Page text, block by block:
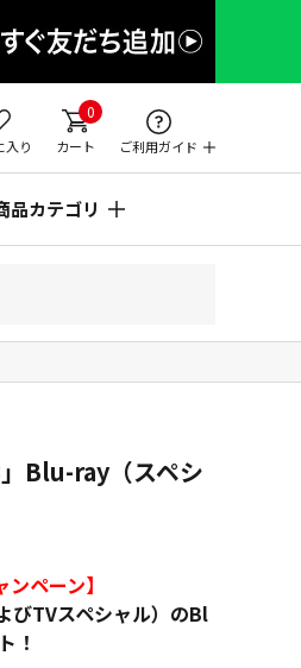
入り
0
カート ご利用ガイド
品カテゴリ
Blu-ray（スペシ
ペーン】
びTVスペシャル）のBl
！